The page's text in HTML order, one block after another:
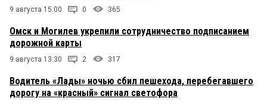
9 августа 15:00 0 365
Омск и Могилев укрепили сотрудничество подписанием
дорожной карты
9 августа 13:30 2 317
Водитель «Лады» ночью сбил пешехода, перебегавшего
дорогу на «красный» сигнал светофора